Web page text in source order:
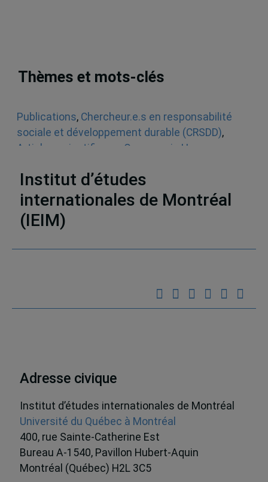
Thèmes et mots-clés
Publications, Chercheur.e.s en responsabilité
sociale et développement durable (CRSDD),
Articles scientifiques
Oeconomia Humana
Institut d’études
internationales de Montréal
(IEIM)
Adresse civique
Institut d’études internationales de Montréal
Université du Québec à Montréal
400, rue Sainte-Catherine Est
Bureau A-1540, Pavillon Hubert-Aquin
Montréal (Québec) H2L 3C5